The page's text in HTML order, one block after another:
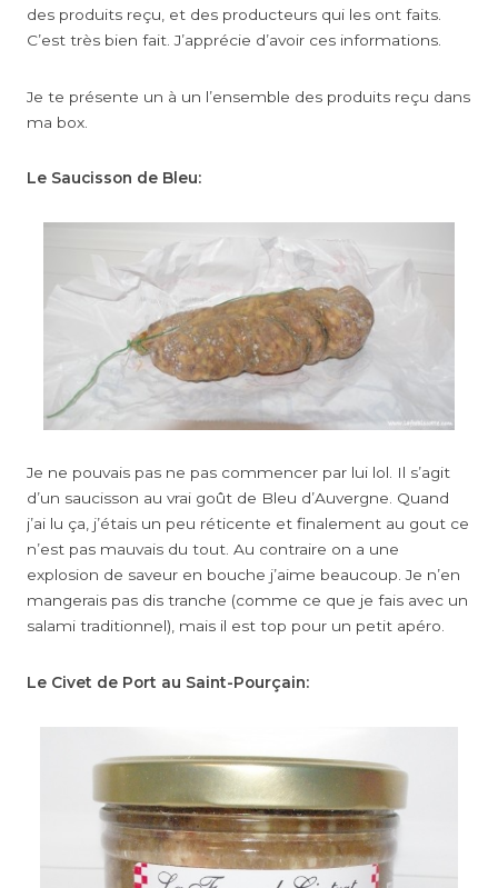
des produits reçu, et des producteurs qui les ont faits.
C’est très bien fait. J’apprécie d’avoir ces informations.
Je te présente un à un l’ensemble des produits reçu dans
ma box.
Le Saucisson de Bleu:
Je ne pouvais pas ne pas commencer par lui lol. Il s’agit
d’un saucisson au vrai goût de Bleu d’Auvergne. Quand
j’ai lu ça, j’étais un peu réticente et finalement au gout ce
n’est pas mauvais du tout. Au contraire on a une
explosion de saveur en bouche j’aime beaucoup. Je n’en
mangerais pas dis tranche (comme ce que je fais avec un
salami traditionnel), mais il est top pour un petit apéro.
Le Civet de Port au Saint-Pourçain: